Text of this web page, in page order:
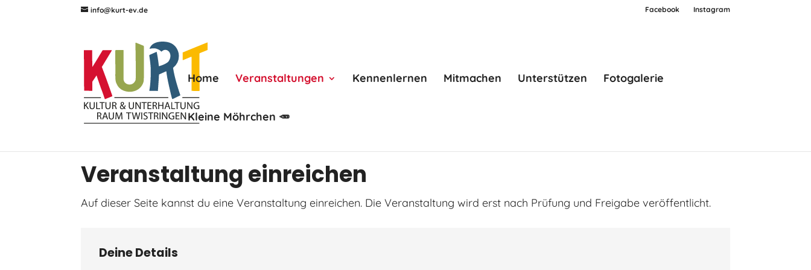
info@kurt-ev.de Facebook Instagram
Home Veranstaltungen Kennenlernen Mitmachen Unterstützen Fotogalerie
Kleine Möhrchen 🥕
Veranstaltung einreichen
Auf dieser Seite kannst du eine Veranstaltung einreichen. Die Veranstaltung wird erst nach Prüfung und Freigabe veröffentlicht.
Deine Details